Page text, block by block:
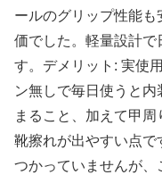
ールのグリップ性能
価でした。軽量設計
す。デメリット: 実使
ン無しで毎日使うと
まること、加えて甲
靴擦れが出やすい点
つかっていませんが、